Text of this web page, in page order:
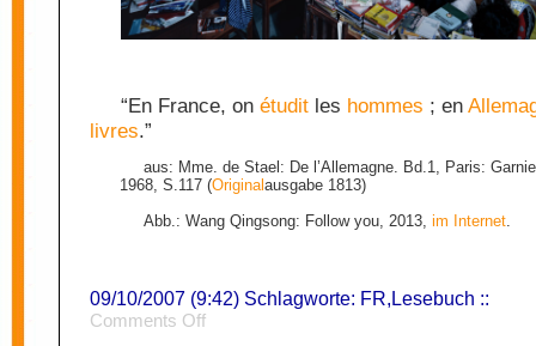
“En France, on étudit les hommes ; en
livres.”
aus: Mme. de Stael: De l’Allemagne. Bd.1, Paris:
1968, S.117 (Original ausgabe 1813)
Abb.: Wang Qingsong: Follow you, 2013, im Internet.
09/10/2007 (9:42) Schlagworte: FR,Lesebuch ::
Comments Offon